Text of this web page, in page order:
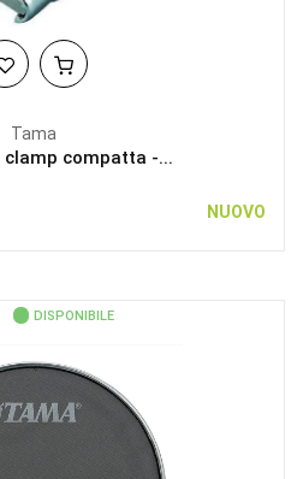
Tama
clamp compatta -...
NUOVO
DISPONIBILE